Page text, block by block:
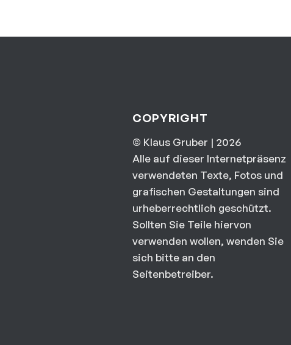
COPYRIGHT
© Klaus Gruber | 2026
Alle auf dieser Internetpräsenz
verwendeten Texte, Fotos und
grafischen Gestaltungen sind
urheberrechtlich geschützt.
Sollten Sie Teile hiervon
verwenden wollen, wenden Sie
sich bitte an den
Seitenbetreiber.